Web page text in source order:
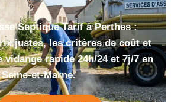
Septique Tarif à Perthes :
justes, les critères de coût et
rapide 24h/24 et 7j/7 en
Seine-et-Marne.